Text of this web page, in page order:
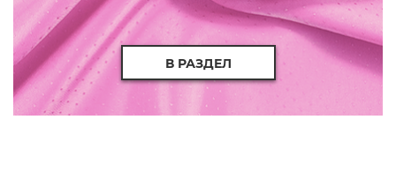
В РАЗДЕЛ